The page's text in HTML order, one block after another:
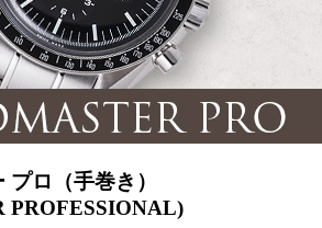
ロ（手巻き）
PROFESSIONAL)